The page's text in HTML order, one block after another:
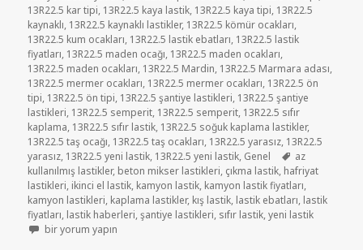
13R22.5 kar tipi, 13R22.5 kaya lastik, 13R22.5 kaya tipi, 13R22.5
kaynaklı, 13R22.5 kaynaklı lastikler, 13R22.5 kömür ocakları,
13R22.5 kum ocakları, 13R22.5 lastik ebatları, 13R22.5 lastik
fiyatları, 13R22.5 maden ocağı, 13R22.5 maden ocakları,
13R22.5 maden ocakları, 13R22.5 Mardin, 13R22.5 Marmara adası,
13R22.5 mermer ocakları, 13R22.5 mermer ocakları, 13R22.5 ön
tipi, 13R22.5 ön tipi, 13R22.5 şantiye lastikleri, 13R22.5 şantiye
lastikleri, 13R22.5 semperit, 13R22.5 semperit, 13R22.5 sıfır
kaplama, 13R22.5 sıfır lastik, 13R22.5 soğuk kaplama lastikler,
13R22.5 taş ocağı, 13R22.5 taş ocakları, 13R22.5 yarasız, 13R22.5
yarasız, 13R22.5 yeni lastik, 13R22.5 yeni lastik, Genel Etiketler
az
kullanılmış lastikler, beton mikser lastikleri, çıkma lastik, hafriyat
lastikleri, ikinci el lastik, kamyon lastik, kamyon lastik fiyatları,
kamyon lastikleri, kaplama lastikler, kış lastik, lastik ebatları, lastik
fiyatları, lastik haberleri,şantiye lastikleri, sıfır lastik,yeni lastik
SATILIK 13R22.5 İKİNCİ EL ÇIKMA LASTİK HAFRİYAT LASTİKLERİ için
bir yorum yapın